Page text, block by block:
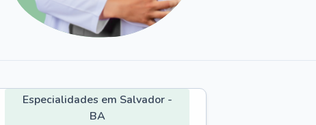
Especialidades em Salvador -
BA